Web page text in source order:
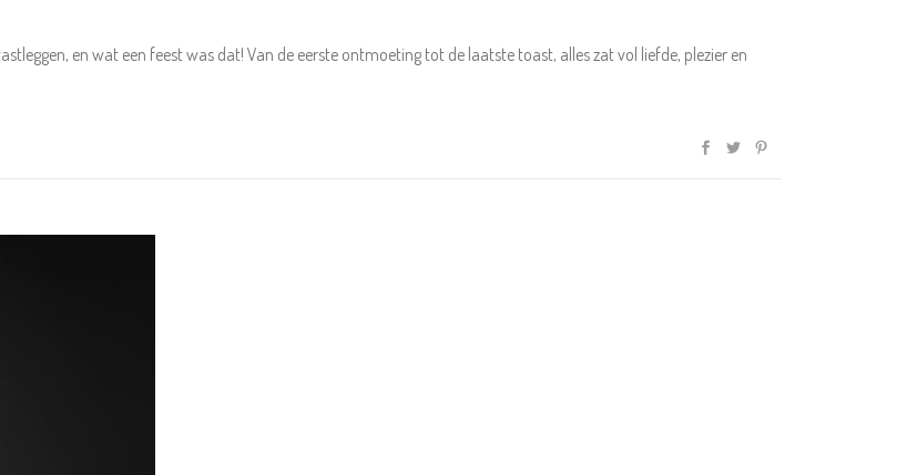
en wat een feest was dat! Van de eerste ontmoeting tot de laatste toast, alles zat vol liefde, plezier en